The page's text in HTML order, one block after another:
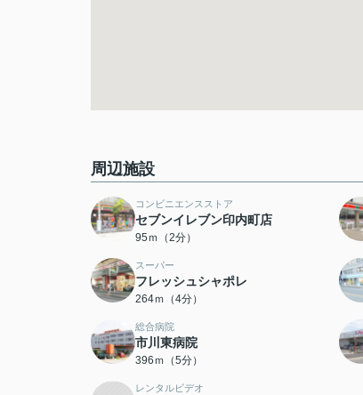
周辺施設
コンビニエンスストア
セブンイレブン印内町店
95ｍ（2分）
スーパー
フレッシュシャポレ
264ｍ（4分）
総合病院
市川東病院
396ｍ（5分）
レンタルビデオ